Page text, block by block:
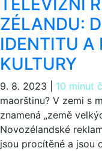
TELEVIZNÍ
ZÉLANDU:
IDENTITU A
KULTURY
9. 8. 2023 10 minut
maorštinu? V zemi s
znamená „země
Novozélandské
jsou procítěné a jsou